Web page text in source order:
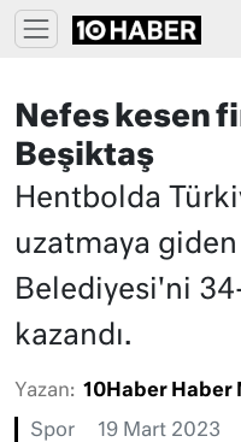
Nefes kesen
Beşiktaş
Hentbolda
uzatmaya
Belediyesi'ni
kazandı.
Yazan: 10Haber Haber
Spor 19 Mart 2023